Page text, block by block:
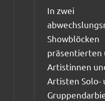
In zwei
Showblöcken
präsentierten
Artistinnen
Artisten Solo-